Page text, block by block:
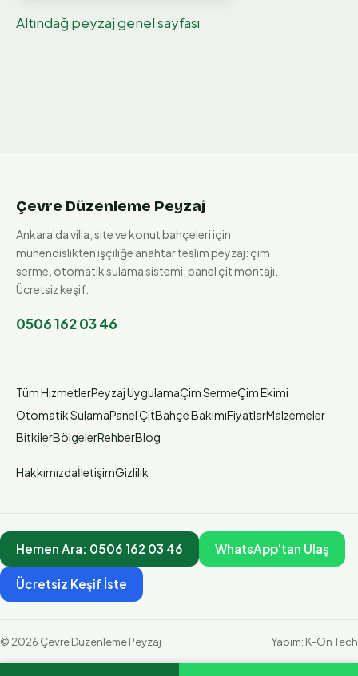
Altındağ peyzaj genel sayfası
Çevre Düzenleme Peyzaj
Ankara'da villa, site ve konut bahçeleri için
mühendislikten işçiliğe anahtar teslim peyzaj: çim
serme, otomatik sulama sistemi, panel çit montajı.
Ücretsiz keşif.
0506 162 03 46
Tüm HizmetlerPeyzaj UygulamaÇim SermeÇim Ekimi
Otomatik SulamaPanel ÇitBahçe BakımıFiyatlarMalzemeler
BitkilerBölgelerRehberBlog
HakkımızdaİletişimGizlilik
Hemen Ara: 0506 162 03 46 WhatsApp'tan Ulaş
Ücretsiz Keşif İste
© 2026 Çevre Düzenleme Peyzaj Yapım: K-On Tech